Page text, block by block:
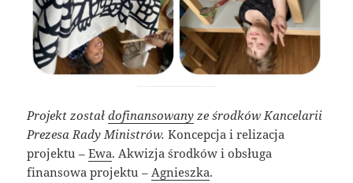
Projekt zostałdofinansowany ze środków Kancelarii
Prezesa Rady Ministrów. Koncepcja i relizacja
projektu –Ewa. Akwizja środków i obsługa
finansowa projektu –Agnieszka.